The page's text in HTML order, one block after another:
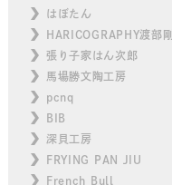
はぼたん
HARICOGRAPHY渡部剛
張り子家はん次郎
馬場勝文陶工房
pcnq
BIB
深貝工房
FRYING PAN JIU
French Bull